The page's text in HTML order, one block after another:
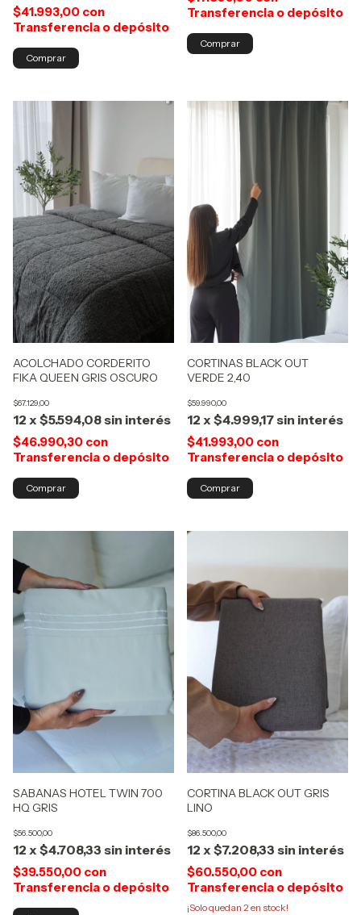
$41.993,00 con
Transferencia o depósito
Transferencia o depósito
Comprar
ACOLCHADO CORDERITO
FIKA QUEEN GRIS OSCURO
$67.129,00
12 x $5.594,08sin interés
$46.990,30 con
Transferencia o depósito
CORTINAS BLACK OUT
VERDE 2,40
$59.990,00
12 x $4.999,17sin interés
$41.993,00 con
Transferencia o depósito
SABANAS HOTEL TWIN 700
HQ GRIS
$56.500,00
12 x $4.708,33 sin interés
$39.550,00 con
Transferencia o depósito
CORTINA BLACK OUT GRIS
LINO
$86.500,00
12 x $7.208,33 sin interés
$60.550,00 con
Transferencia o depósito
¡Solo quedan 2en stock!